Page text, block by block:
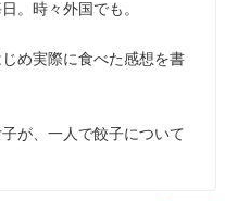
。時々外国でも。
め実際に食べた感想を書
が、一人で餃子について